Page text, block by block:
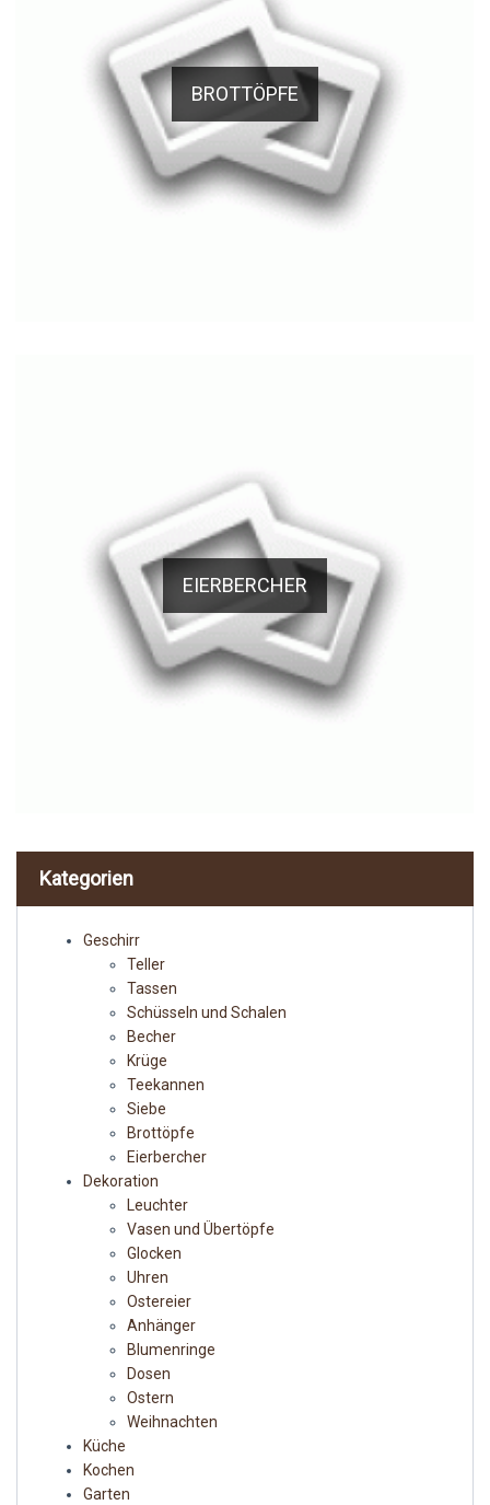
BROTTÖPFE
EIERBERCHER
Kategorien
Geschirr
Teller
Tassen
Schüsseln und Schalen
Becher
Krüge
Teekannen
Siebe
Brottöpfe
Eierbercher
Dekoration
Leuchter
Vasen und Übertöpfe
Glocken
Uhren
Ostereier
Anhänger
Blumenringe
Dosen
Ostern
Weihnachten
Küche
Kochen
Garten